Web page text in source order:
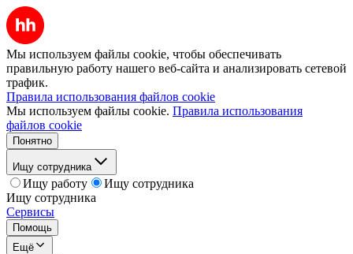
Мы используем файлы cookie, чтобы обеспечивать
правильную работу нашего веб-сайта и анализировать сетевой
трафик.
Правила использования файлов cookie
Мы используем файлы cookie. Правила использования
файлов cookie
Понятно
Ищу сотрудника
Ищу работу
Ищу сотрудника
Ищу сотрудника
Сервисы
Помощь
Ещё